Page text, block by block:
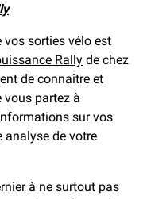
vos sorties vélo est
Rally de chez
de connaître et
vous partez à
sur vos
analyse de votre
à ne surtout pas